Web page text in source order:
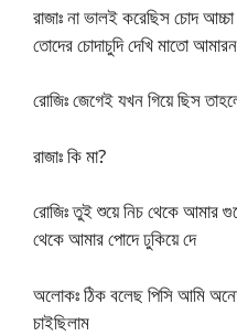
রাজাঃ না ভালই করেছিস চোদ
তোদের চোদাচুদি দেখি মাতো
রোজিঃ জেগেই যখন গিয়ে ছিস
রাজাঃ কি মা?
রোজিঃ তুই শুয়ে নিচ থেকে আমার
থেকে আমার পোদে ঢুকিয়ে দে
অলোকঃ ঠিক বলেছ পিসি আমি
চাইছিলাম